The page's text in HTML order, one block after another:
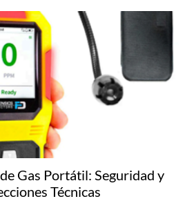
Gas Portátil: Seguridad y
Técnicas